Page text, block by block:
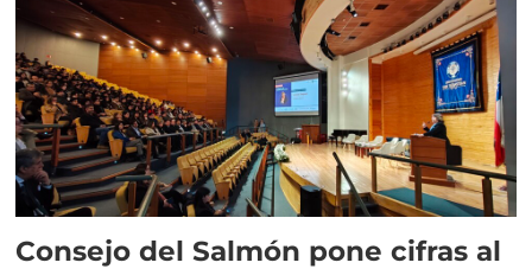
Consejo del Salmón pone cifras al